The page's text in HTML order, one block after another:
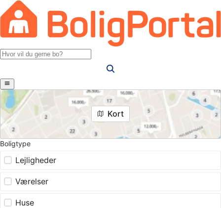
Kort
Boligtype
Lejligheder
Værelser
Huse